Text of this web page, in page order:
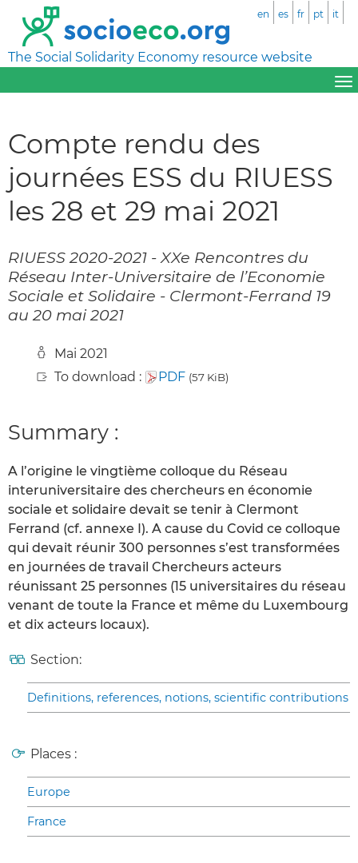
The Social Solidarity Economy resource website
en es fr pt it
Compte rendu des
journées ESS du RIUESS
les 28 et 29 mai 2021
RIUESS 2020-2021 - XXe Rencontres du
Réseau Inter-Universitaire de l’Economie
Sociale et Solidaire - Clermont-Ferrand 19
au 20 mai 2021
Mai 2021
To download :
PDF (57 KiB)
Summary :
A l’origine le vingtième colloque du Réseau
interuniversitaire des chercheurs en économie
sociale et solidaire devait se tenir à Clermont
Ferrand (cf. annexe I). A cause du Covid ce colloque
qui devait réunir 300 personnes s’est transformées
en journées de travail Chercheurs acteurs
réunissant 25 personnes (15 universitaires du réseau
venant de toute la France et même du Luxembourg
et dix acteurs locaux).
Section:
Definitions, references, notions, scientific contributions
Places :
Europe
France